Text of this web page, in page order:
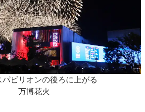
パビリオンの後ろに上がる
万博花火